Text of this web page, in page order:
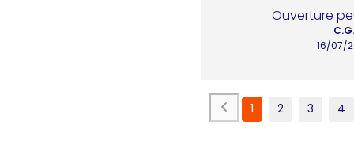
Ouverture
16/07/
1 2 3 4